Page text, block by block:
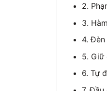
2.
3.
4. Đèn
5. Giữ
6. Tự